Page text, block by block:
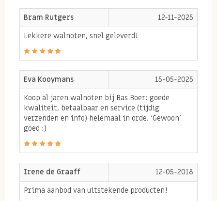
smaak maar ook nog erg gezond. Doordat ze 100%
natuurlijk zijn en alleen de van nature aanwezige
voedingsstoffen bevatten is het een geliefde noot of
je nu let op gezonde voeding of op een strak dieet
bent.
5 Gezonde eigenschappen van
walnoten zijn:
Walnoten zijn een bron van omega 3-vetzuren
is ook wel bekend als ALA en uit dit vetzuur wat
je alleen in geringe voeding aantreft kan het
lichaam 2 andere essentiële vetzuren aanmaken
namelijk; EPA en DHA.
Bram Rutgers
12-11-2025
Lekkere walnoten, snel geleverd!
Eva Kooymans
15-05-2025
Koop al jaren walnoten bij Bas Boer: goede
kwaliteit, betaalbaar en service (tijdig
verzenden en info) helemaal in orde. ‘Gewoon’
goed :)
Irene de Graaff
12-05-2018
Prima aanbod van uitstekende producten!